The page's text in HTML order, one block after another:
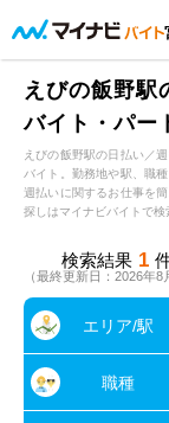
えびの飯野駅
バイト・パー
えびの飯野駅の日払い／
バイト。勤務地や駅、職
週払いに関するお仕事を
探しはマイナビバイトで検
検索結果 1
（最終更新日：2026年8
エリア/駅
職種